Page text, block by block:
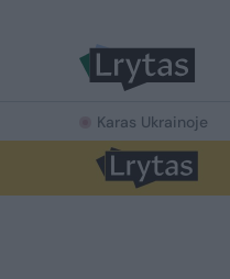
Karas Ukrainoje